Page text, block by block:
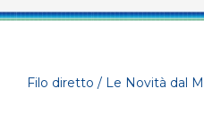
Filo diretto / Le Novità dal